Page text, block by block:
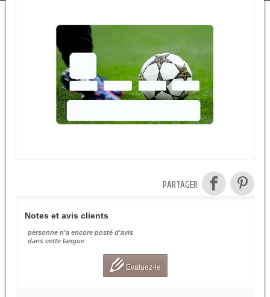
PARTAGER
Notes et avis clients
personne n'a encore posté d'avis
dans cette langue
Evaluez-le